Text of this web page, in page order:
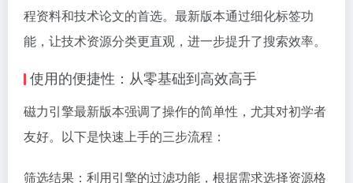
程资料和技术论文的首选。最新版本通过细化标签功
能，让技术资源分类更直观，进一步提升了搜索效率。
使用的便捷性：从零基础到高效高手
磁力引擎最新版本强调了操作的简单性，尤其对初学者
友好。以下是快速上手的三步流程：
筛选结果：利用引擎的过滤功能，根据需求选择资源格